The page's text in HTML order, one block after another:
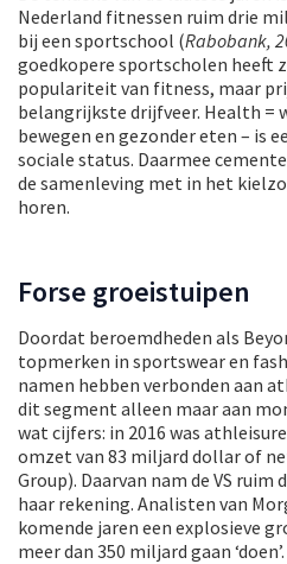
Nederland fitnessen ruim drie
bij een sportschool (Rabobank,
goedkopere sportscholen heeft
populariteit van fitness, maar
belangrijkste drijfveer. Health =
bewegen en gezonder eten – is
sociale status. Daarmee
de samenleving met in het
horen.
Forse groeistuipen
Doordat beroemdheden als
topmerken in sportswear en
namen hebben verbonden aan
dit segment alleen maar aan
wat cijfers: in 2016 was
omzet van 83 miljard dollar of
Group). Daarvan nam de VS
haar rekening. Analisten van
komende jaren een explosieve
meer dan 350 miljard gaan ‘doen’.